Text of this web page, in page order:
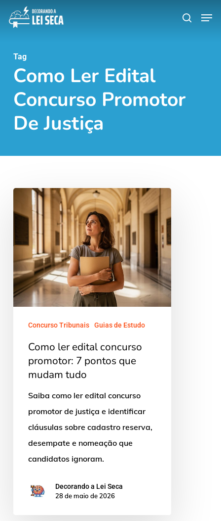
content
search
Tag
Como Ler Edital
Concurso Promotor
De Justiça
ler
concurso
promotor:
7
pontos
que
mudam
Concurso Tribunais Guias de Estudo
Como ler edital concurso
promotor: 7 pontos que
mudam tudo
Saiba como ler edital concurso
promotor de justiça e identificar
cláusulas sobre cadastro reserva,
desempate e nomeação que
candidatos ignoram.
Decorando a Lei Seca
28 de maio de 2026